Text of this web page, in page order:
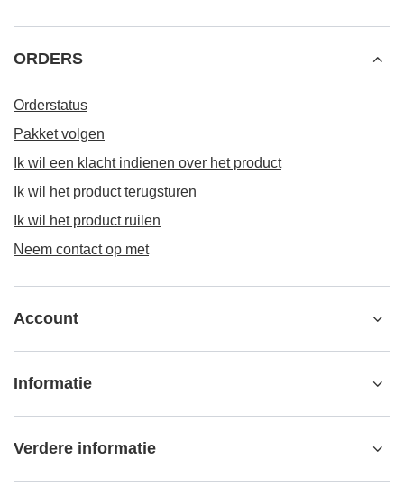
ORDERS
Orderstatus
Pakket volgen
Ik wil een klacht indienen over het product
Ik wil het product terugsturen
Ik wil het product ruilen
Neem contact op met
Account
Informatie
Verdere informatie